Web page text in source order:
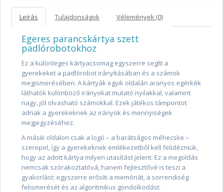
Leírás Tulajdonságok Vélemények (0)
Egeres parancskártya szett
padlórobotokhoz
Ez a különleges kártyacsomag egyszerre segíti a
gyerekeket a padlórobot irányításában és a számok
megismerésében. A kártyák egyik oldalán aranyos egérkék
láthatók különböző irányokat mutató nyilakkal, valamint
nagy, jól olvasható számokkal. Ezek játékos támpontot
adnak a gyerekeknek az irányok és mennyiségek
megjegyzéséhez.
A másik oldalon csak a logó – a barátságos méhecske –
szerepel, így a gyerekeknek emlékezetből kell felidézniük,
hogy az adott kártya milyen utasítást jelent. Ez a megoldás
nemcsak szórakoztatóvá, hanem fejlesztővé is teszi a
gyakorlást: egyszerre erősíti a memóriát, a sorrendiség
felismerését és az algoritmikus gondolkodást.